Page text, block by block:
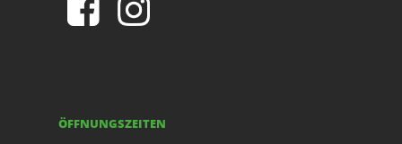
ÖFFNUNGSZEITEN